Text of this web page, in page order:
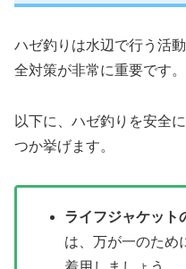
ハゼ釣りは水辺で行う活
全対策が非常に重要です。
以下に、ハゼ釣りを安全
つか挙げます。
ライフジャケット
は、万が一のため